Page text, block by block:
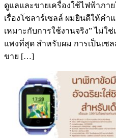
ดูแลและขายเครื่องใช้ไฟฟ้าภา
เรื่องโซลาร์เซลล์ ผมยินดีให้ค
เหมาะกับการใช้งานจริง” ไม่ใ
แพงที่สุด สำหรับผม การเป็นเซ
ขาย […]